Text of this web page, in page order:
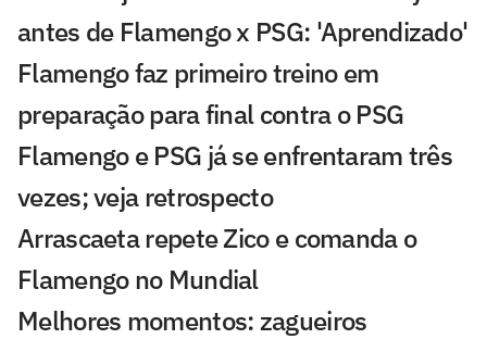
antes de Flamengo x PSG: 'Aprendizado'
Flamengo faz primeiro treino em
preparação para final contra o PSG
Flamengo e PSG já se enfrentaram três
vezes; veja retrospecto
Arrascaeta repete Zico e comanda o
Flamengo no Mundial
Melhores momentos: zagueiros